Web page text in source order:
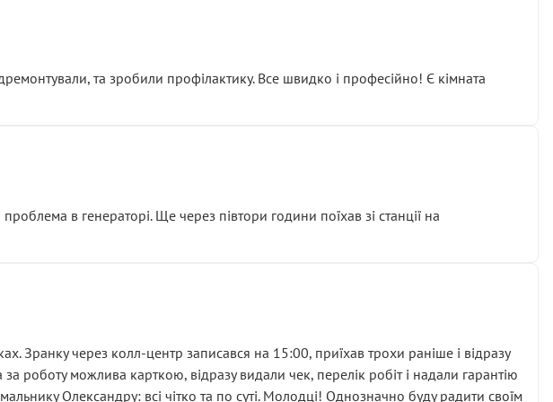
у зборі.
Але згодом знайшов декілька гайок під лобовим склом. Мені
не застяг в полі))
загальне враження та бажання повертатися.
та зробили профілактику. Все швидко і професійно! Є кімната
в генераторі. Ще через півтори години поїхав зі станції на
Зранку через колл-центр записався на 15:00, приїхав трохи раніше і відразу
можлива карткою, відразу видали чек, перелік робіт і надали гарантію
Олександру: всі чітко та по суті. Молодці! Однозначно буду радити своїм